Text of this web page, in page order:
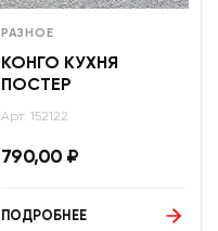
РАЗНОЕ
КОНГО КУХНЯ
ПОСТЕР
Арт: 152122
790,00 ₽
ПОДРОБНЕЕ